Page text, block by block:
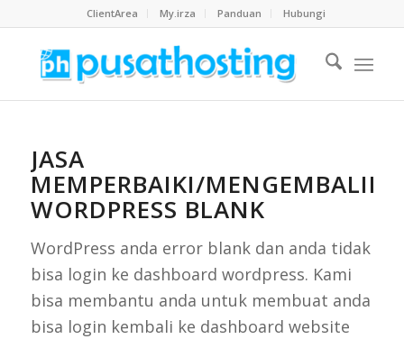
ClientArea My.irza Panduan Hubungi
JASA
MEMPERBAIKI/
WORDPRESS BLANK
WordPress anda error blank dan anda tidak
bisa login ke dashboard wordpress. Kami
bisa membantu anda untuk membuat anda
bisa login kembali ke dashboard website